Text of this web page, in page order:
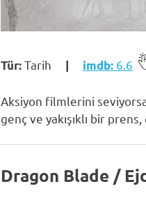
Tür:Tarih | imdb: 6.6
Aksiyon filmlerini
genç ve yakışıklı bir
Dragon Blade /